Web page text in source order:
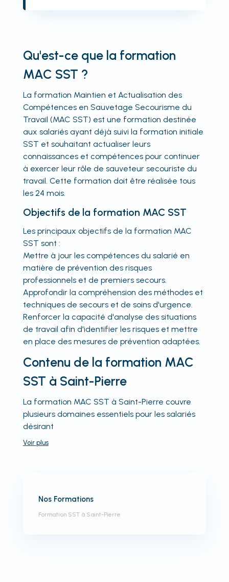
Qu'est-ce que la formation
MAC SST ?
La formation Maintien et Actualisation des
Compétencesen Sauvetage Secourisme du
Travail (MAC SST) est une formation destinée
aux salariés ayant déjà suivi la formation initiale
SST et souhaitant actualiser leurs
connaissances et compétences pour continuer
à exercer leur rôle de sauveteur secouriste du
travail. Cette formation doit être réalisée tous
les 24 mois.
Objectifs de la formation MAC SST
Les principaux objectifs de la formation MAC
SST sont :
Mettre à jour les compétences du salarié en
matière de prévention des risques
professionnels et de premiers secours.
Approfondir la compréhension des méthodes et
techniques de secours et de soins d'urgence.
Renforcer la capacité d'analyse des situations
de travail afin d'identifier les risques et mettre
en place des mesures de prévention adaptées.
Contenu de la formation MAC
SST à Saint-Pierre
La formation MAC SST à Saint-Pierre couvre
plusieurs domaines essentiels pour les salariés
désirant
Voir plus
Nos Formations
Formation SST à Saint-Pierre